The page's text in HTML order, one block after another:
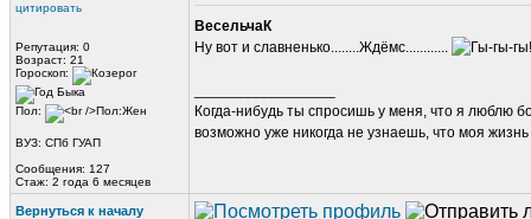
цитировать
Репутация: 0
Возраст: 21
Гороскоп:
Пол:
ВУЗ: СПб ГУАП
Сообщения: 127
Стаж: 2 года 6 месяцев
ВесельчаК
Ну вот и славненько........Ждёмс............
Когда-нибудь ты спросишь у меня, что я люблю
возможно уже никогда не узнаешь, что моя
Вернуться к началу